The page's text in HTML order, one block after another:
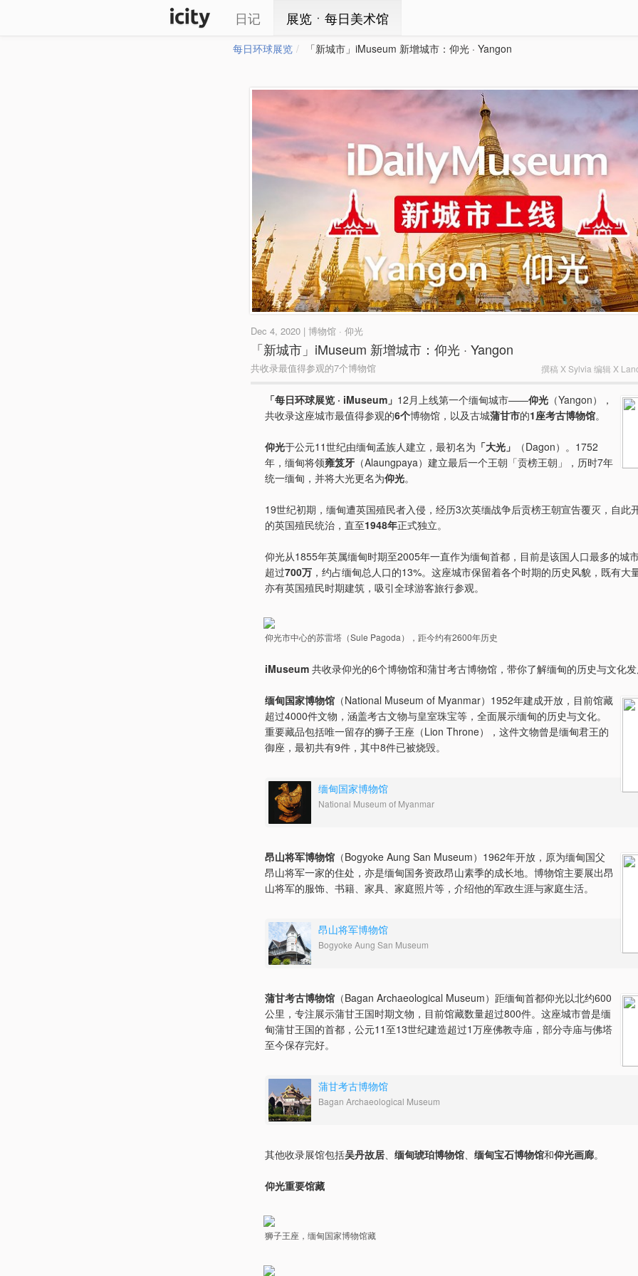
日记 展览ㆍ每日美术馆
每日环球展览 「新城市」iMuseum 新增城市：仰光 · Yangon
Dec 4, 2020 | 博物馆 · 仰光
「新城市」iMuseum 新增城市：仰光 · Yangon
共收录最值得参观的7个博物馆 撰稿 X Sylvia 编辑 X
「每日环球展览 · iMuseum」 12月上线第一个缅甸城市——仰光 （Yangon），
共收录这座城市最值得参观的6个博物馆，以及古城蒲甘市的1座考古博物馆。
仰光于公元11世纪由缅甸孟族人建立，最初名为 「大光」
（Dagon）。1752
年，缅甸将领雍笈牙 （Alaungpaya）建立最后一个王朝「贡榜王朝」，历时7年
统一缅甸，并将大光更名为仰光。
19世纪初期，缅甸遭英国殖民者入侵，经历3次英缅战争后贡榜王朝宣告覆灭，自此
的英国殖民统治，直至1948年正式独立。
仰光从1855年英属缅甸时期至2005年一直作为缅甸首都，目前是该国人口最多的城
超过700万 ，约占缅甸总人口的13%。这座城市保留着各个时期的历史风貌，既有大
亦有英国殖民时期建筑，吸引全球游客旅行参观。
仰光市中心的苏雷塔（Sule Pagoda），距今约有2600年历史
iMuseum 共收录仰光的6个博物馆和蒲甘考古博物馆，带你了解缅甸的历史与文化
缅甸国家博物馆 （National Museum of Myanmar）1952年建成开放，目前馆藏
超过4000件文物，涵盖考古文物与皇室珠宝等，全面展示缅甸的历史与文化。
重要藏品包括唯一留存的狮子王座（Lion Throne），这件文物曾是缅甸君王的
御座，最初共有9件，其中8件已被烧毁。
缅甸国家博物馆
National Museum of Myanmar
昂山将军博物馆 （Bogyoke Aung San Museum）1962年开放，原为缅甸国父
昂山将军一家的住处，亦是缅甸国务资政昂山素季的成长地。博物馆主要展出昂
山将军的服饰、书籍、家具、家庭照片等，介绍他的军政生涯与家庭生活。
昂山将军博物馆
Bogyoke Aung San Museum
蒲甘考古博物馆 （Bagan Archaeological Museum）距缅甸首都仰光以北约600
公里，专注展示蒲甘王国时期文物，目前馆藏数量超过800件。这座城市曾是缅
甸蒲甘王国的首都，公元11至13世纪建造超过1万座佛教寺庙，部分寺庙与佛塔
至今保存完好。
蒲甘考古博物馆
Bagan Archaeological Museum
其他收录展馆包括吴丹故居 缅甸琥珀博物馆 缅甸宝石博物馆和仰光画廊。
仰光重要馆藏
狮子王座，缅甸国家博物馆藏